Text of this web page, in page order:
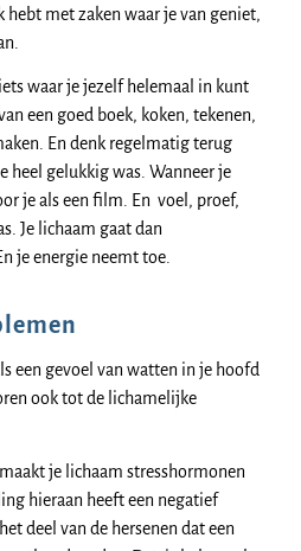
met zaken waar je van geniet,
waar je jezelf helemaal in kunt
een goed boek, koken, tekenen,
En denk regelmatig terug
heel gelukkig was. Wanneer je
je als een film. En voel, proef,
Je lichaam gaat dan
je energie neemt toe.
een gevoel van watten in je hoofd
ook tot de lichamelijke
je lichaam stresshormonen
hieraan heeft een negatief
deel van de hersenen dat een